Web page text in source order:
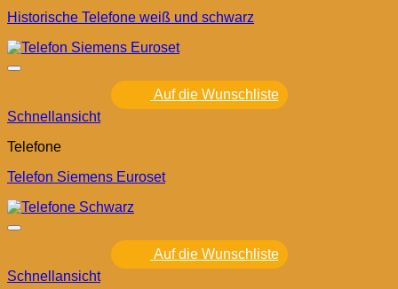
Historische Telefone weiß und schwarz
Auf die Wunschliste
Schnellansicht
Telefone
Telefon Siemens Euroset
Auf die Wunschliste
Schnellansicht